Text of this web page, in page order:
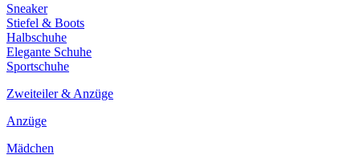
Sneaker
Stiefel & Boots
Halbschuhe
Elegante Schuhe
Sportschuhe
Zweiteiler & Anzüge
Anzüge
Mädchen